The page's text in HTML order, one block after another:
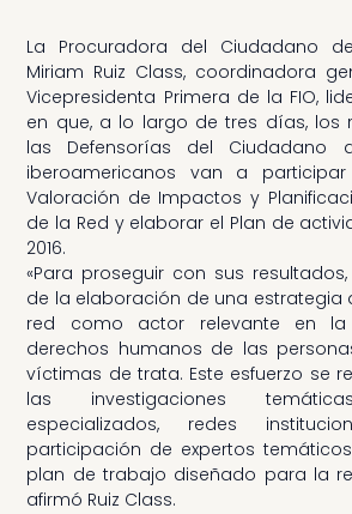
La Procuradora del Ciudadano
Miriam Ruiz Class, coordinadora
Vicepresidenta Primera de la FIO,
en que, a lo largo de tres días, los
las Defensorías del Ciudadano
iberoamericanos van a
Valoración de Impactos y
de la Red y elaborar el Plan de
2016.
«Para proseguir con sus
de la elaboración de una estrategia
red como actor relevante en
derechos humanos de las
víctimas de trata. Este esfuerzo se
las investigaciones
especializados, redes
participación de expertos
plan de trabajo diseñado para la
afirmó Ruiz Class.